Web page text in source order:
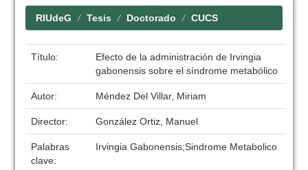
RIUdeG Tesis Doctorado CUCS
Título:
Efecto de la administración de Irvingia
gabonensis sobre el síndrome metabólico
Autor: Méndez Del Villar, Miriam
Director: González Ortiz, Manuel
Palabras
clave:
Irvingia Gabonensis;Sindrome Metabolico